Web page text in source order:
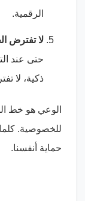
الرقمية.
لا تفترض
حتى عند
ذكية، لا
الوعي هو خط
للخصوصية. كلما
حماية أنفسنا.